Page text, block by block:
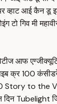
व्हाट आई कैन
टो गिव मी
आफ
क्र 100
Story to the
दिन Tubelight